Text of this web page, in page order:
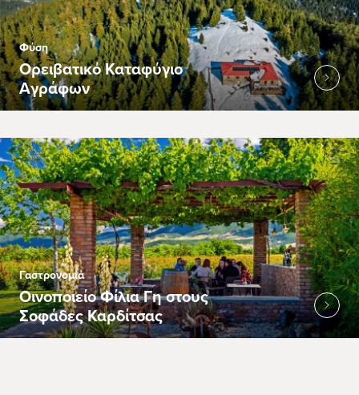
Φύση
Ορειβατικό Καταφύγιο
Αγράφων
Γαστρονομία
Οινοποιείο Φίλια Γη στους
Σοφάδες Καρδίτσας